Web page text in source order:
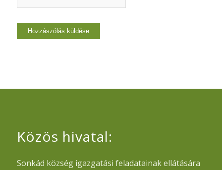
Közös hivatal:
Sonkád község igazgatási feladatainak ellátására